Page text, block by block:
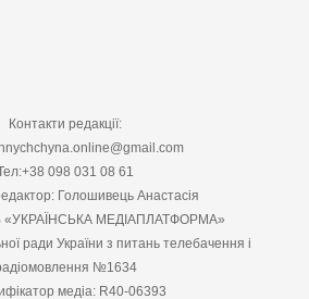
Контакти редакції:
098 031 08 61
Голошивець Анастасія
«УКРАЇНСЬКА МЕДІАПЛАТФОРМА»
ради України з питань телебачення і
№1634
медіа: R40-06393